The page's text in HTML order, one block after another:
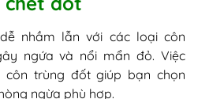
nhầm lẫn với các loại côn
ngứa và nổi mẩn đỏ. Việc
côn trùng đốt giúp bạn chọn
ngừa phù hợp.